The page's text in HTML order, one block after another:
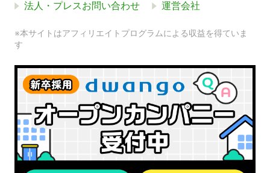
法人・プレスお問い合わせ 運営会社
※本サイトはアフィリエイトプログラムによる収益を得ていま
す